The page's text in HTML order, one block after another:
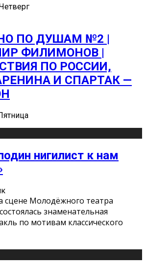
ПО ДУШАМ №2 |
ФИЛИМОНОВ |
ПО РОССИИ,
И СПАРТАК —
нигилист к нам
сцене Молодёжного театра
знаменательная
по мотивам классического